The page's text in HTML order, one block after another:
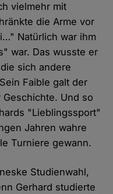
vielmehr mit
die Arme vor
Natürlich war ihm
war. Das wusste er
sich andere
Faible galt der
Und so
"Lieblingssport"
Jahren wahre
Turniere gewann.
Studienwahl,
Gerhard studierte